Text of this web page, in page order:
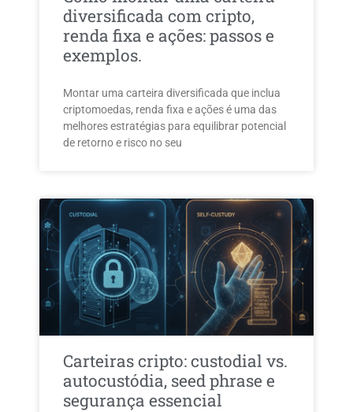
diversificada com cripto,
renda fixa e ações: passos e
exemplos.
Montar uma carteira diversificada que inclua
criptomoedas, renda fixa e ações é uma das
melhores estratégias para equilibrar potencial
de retorno e risco no seu
Carteiras cripto: custodial vs.
autocustódia, seed phrase e
segurança essencial